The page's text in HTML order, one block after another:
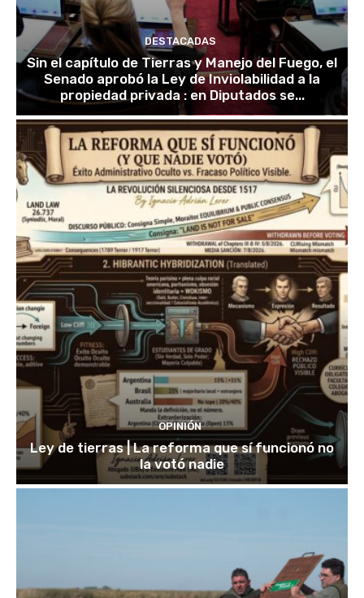
DESTACADAS
Sin el capítulo de Tierras y Manejo del Fuego, el
Senado aprobó la Ley de Inviolabilidad a la
propiedad privada : en Diputados se...
OPINIÓN
Ley de tierras | La reforma que sí funcionó no
la votó nadie